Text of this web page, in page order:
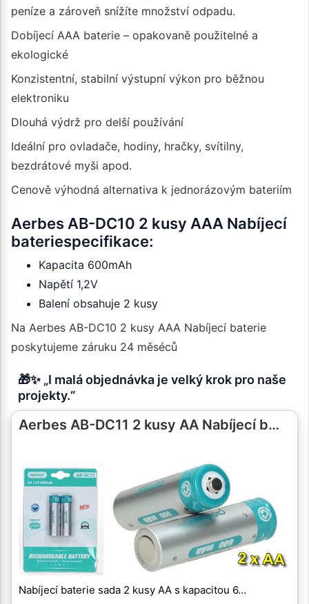
peníze a zároveň snížíte množství odpadu.
Dobíjecí AAA baterie – opakovaně použitelné a
ekologické
Konzistentní, stabilní výstupní výkon pro běžnou
elektroniku
Dlouhá výdrž pro delší používání
Ideální pro ovladače, hodiny, hračky, svítilny,
bezdrátové myši apod.
Cenově výhodná alternativa k jednorázovým bateriím
Aerbes AB-DC10 2 kusy AAA Nabíjecí
bateriespecifikace:
Kapacita 600mAh
Napětí 1,2V
Balení obsahuje 2 kusy
Na Aerbes AB-DC10 2 kusy AAA Nabíjecí baterie
poskytujeme záruku 24 měséců
🎁✨ „I malá objednávka je velký krok pro naše
projekty.“
Aerbes AB-DC11 2 kusy AA Nabíjecí b…
Nabíjecí baterie sada 2 kusy AA s kapacitou 6…